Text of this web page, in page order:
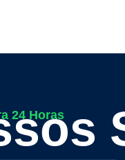
24 Horas